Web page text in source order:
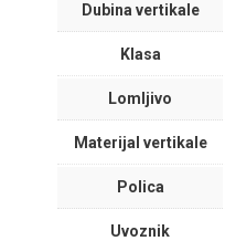
Dubina vertikale
Klasa
Lomljivo
Materijal vertikale
Polica
Uvoznik